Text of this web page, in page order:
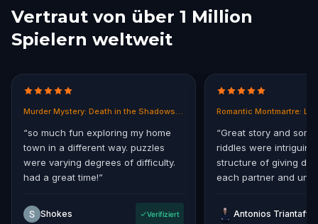
Vertraut von über 1 Million
Spielern weltweit
Murder Mystery: Death in the Shadows in East End, Melbourne
“so much fun exploring my home
town in a different way. puzzles
were varying degrees of difficulty.
had a great time!”
Shokes Verifiziert
Romantic Montmartre:
“Great story and
riddles were
structure of giving
each partner and